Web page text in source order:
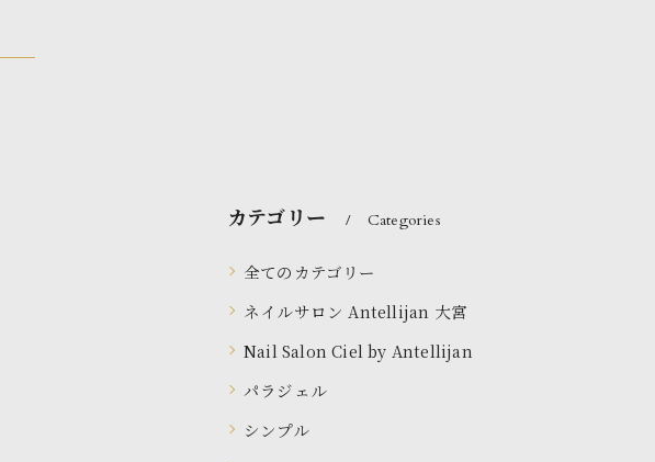
カテゴリー Categories
全てのカテゴリー
ネイルサロン Antellijan 大宮
Nail Salon Ciel by Antellijan
パラジェル
シンプル